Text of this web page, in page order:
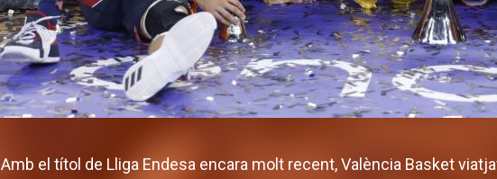
Amb el títol de Lliga Endesa encara molt recent, València Basket